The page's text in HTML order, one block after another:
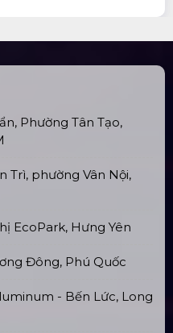
Phường Tân Tạo,
Trì, phường Vân Nội,
EcoPark, Hưng Yên
Đông, Phú Quốc
- Bến Lức, Long